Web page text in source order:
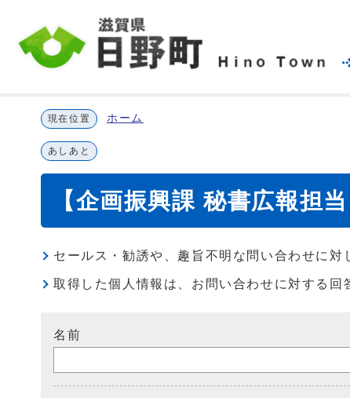
現在位置 ホーム
あしあと
【企画振興課 秘書広報担
セールス・勧誘や、趣旨不明な問い合わせに対
取得した個人情報は、お問い合わせに対する
名前